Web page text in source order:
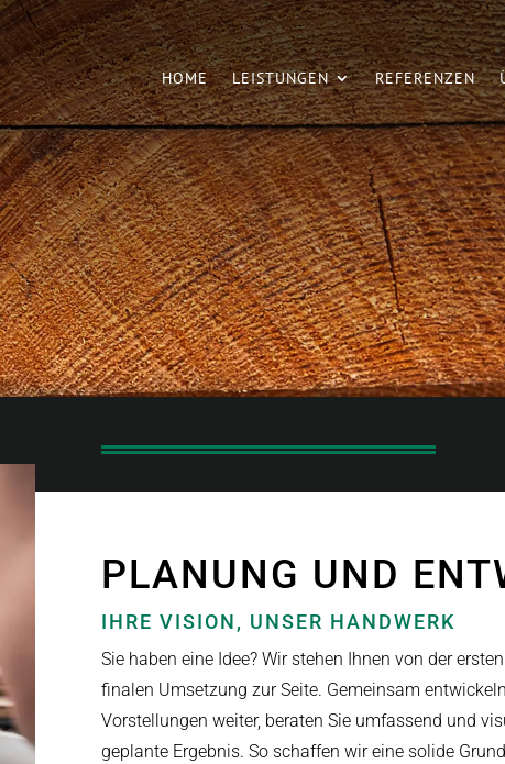
HOME LEISTUNGEN REFERENZEN
PLANUNG UND
IHRE VISION, UNSER HANDWERK
Sie haben eine Idee? Wir stehen Ihnen von der
finalen Umsetzung zur Seite. Gemeinsam
Vorstellungen weiter, beraten Sie umfassend und
geplante Ergebnis. So schaffen wir eine solide